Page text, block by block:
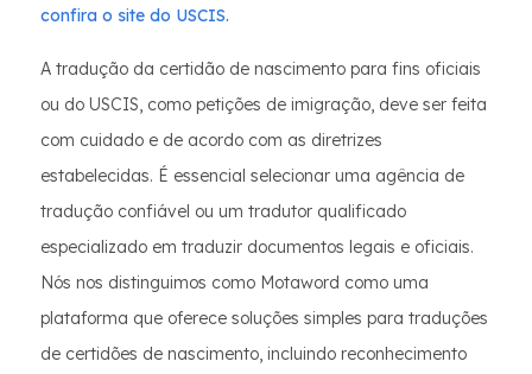
confira o site do USCIS.
A tradução da certidão de nascimento para fins oficiais
ou do USCIS, como petições de imigração, deve ser feita
com cuidado e de acordo com as diretrizes
estabelecidas. É essencial selecionar uma agência de
tradução confiável ou um tradutor qualificado
especializado em traduzir documentos legais e oficiais.
Nós nos distinguimos como Motaword como uma
plataforma que oferece soluções simples para traduções
de certidões de nascimento, incluindo reconhecimento